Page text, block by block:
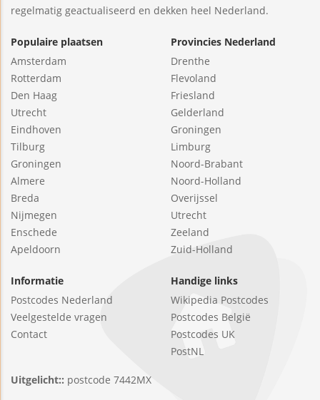
regelmatig geactualiseerd en dekken heel Nederland.
Populaire plaatsen
Amsterdam
Rotterdam
Den Haag
Utrecht
Eindhoven
Tilburg
Groningen
Almere
Breda
Nijmegen
Enschede
Apeldoorn
Provincies Nederland
Drenthe
Flevoland
Friesland
Gelderland
Groningen
Limburg
Noord-Brabant
Noord-Holland
Overijssel
Utrecht
Zeeland
Zuid-Holland
Informatie
Postcodes Nederland
Veelgestelde vragen
Contact
Handige links
Wikipedia Postcodes
Postcodes België
Postcodes UK
PostNL
Uitgelicht:: postcode 7442MX